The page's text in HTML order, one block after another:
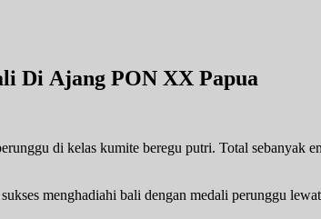
Di Ajang PON XX Papua
di kelas kumite beregu putri. Total sebanyak
menghadiahi bali dengan medali perunggu